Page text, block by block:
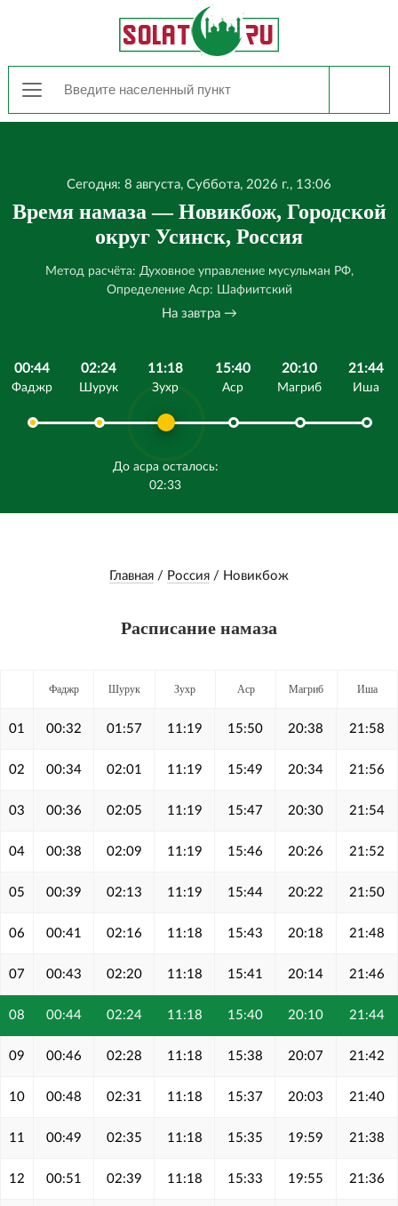
Сегодня: 8 августа, Суббота, 2026 г., 13:06
Время намаза — Новикбож, Городской
округ Усинск, Россия
Метод расчёта: Духовное управление мусульман РФ,
Определение Аср: Шафиитский
На завтра →
00:44
Фаджр
02:24
Шурук
11:18
Зухр
До асра осталось:
02:33
15:40
Аср
20:10
Магриб
21:44
Иша
Главная / Россия / Новикбож
Расписание намаза
Фаджр Шурук Зухр Аср Магриб Иша
01 00:32 01:57 11:19 15:50 20:38 21:58
02 00:34 02:01 11:19 15:49 20:34 21:56
03 00:36 02:05 11:19 15:47 20:30 21:54
04 00:38 02:09 11:19 15:46 20:26 21:52
05 00:39 02:13 11:19 15:44 20:22 21:50
06 00:41 02:16 11:18 15:43 20:18 21:48
07 00:43 02:20 11:18 15:41 20:14 21:46
08 00:44 02:24 11:18 15:40 20:10 21:44
09 00:46 02:28 11:18 15:38 20:07 21:42
10 00:48 02:31 11:18 15:37 20:03 21:40
11 00:49 02:35 11:18 15:35 19:59 21:38
12 00:51 02:39 11:18 15:33 19:55 21:36